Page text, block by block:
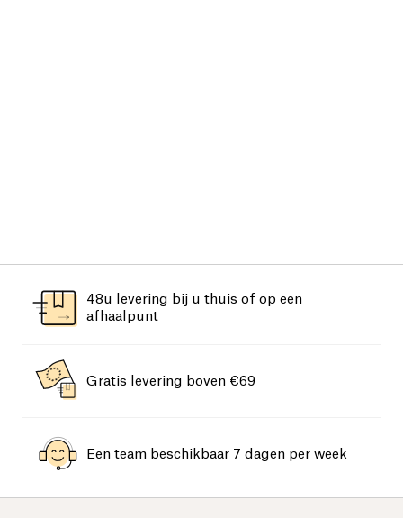
48u levering bij u thuis of op een
afhaalpunt
Gratis levering boven €69
Een team beschikbaar 7 dagen per week